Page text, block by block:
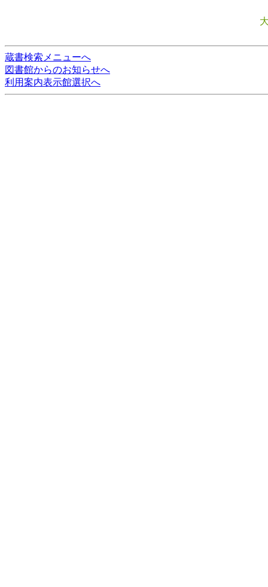
蔵書検索メニューへ
図書館からのお知らせへ
利用案内表示館選択へ